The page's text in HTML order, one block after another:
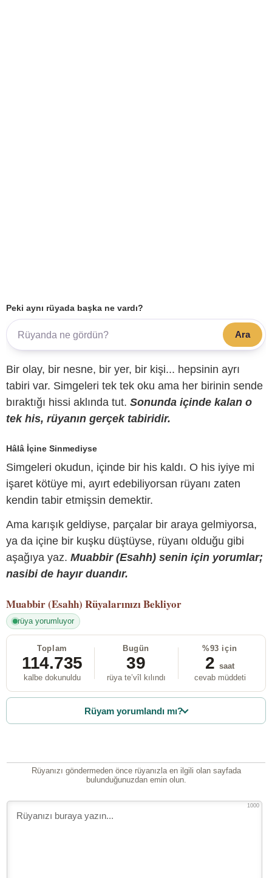
Peki aynı rüyada başka ne vardı?
Ara
Bir olay, bir nesne, bir yer, bir kişi... hepsinin ayrı
tabiri var. Simgeleri tek tek oku ama her birinin sende
bıraktığı hissi aklında tut. Sonunda içinde kalan o
tek his, rüyanın gerçek tabiridir.
Hâlâ İçine Sinmediyse
Simgeleri okudun, içinde bir his kaldı. O his iyiye mi
işaret kötüye mi, ayırt edebiliyorsan rüyanı zaten
kendin tabir etmişsin demektir.
Ama karışık geldiyse, parçalar bir araya gelmiyorsa,
ya da içine bir kuşku düştüyse, rüyanı olduğu gibi
aşağıya yaz. Muabbir (Esahh) senin için yorumlar;
nasibi de hayır duandır.
Muabbir (Esahh) Rüyalarınızı Bekliyor
rüya yorumluyor
Toplam
114.735
kalbe dokunuldu
Bugün
39
rüya te’vîl kılındı
%93 için
2 saat
cevab müddeti
Rüyam yorumlandı mı?
Rüyanızı göndermeden önce rüyanızla en ilgili olan sayfada
bulunduğunuzdan emin olun.
1000